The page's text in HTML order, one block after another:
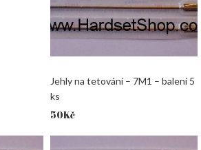
Jehly na tetování – 7M1 – balení 5
ks
50Kč